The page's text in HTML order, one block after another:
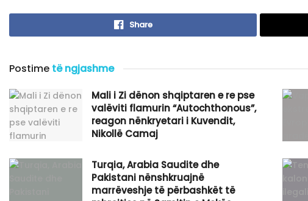
Share
Postime të ngjashme
​Mali i Zi dënon shqiptaren e re pse
valëviti flamurin “Autochthonous”,
reagon nënkryetari i Kuvendit,
Nikollë Camaj
Turqia, Arabia Saudite dhe
Pakistani nënshkruajnë
marrëveshje të përbashkët të